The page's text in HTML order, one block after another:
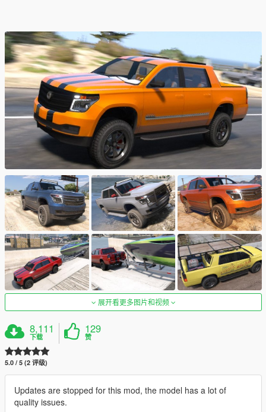
展开看更多图片和视频
8,111
下载
129
赞
5.0 / 5 (2 评级)
Updates are stopped for this mod, the model has a lot of
quality issues.